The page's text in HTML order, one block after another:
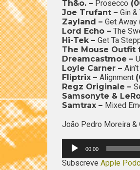
Th&o. – Prosecco
Joe Trufant – Gin &
Zayland – Get Away
Lord Echo – The
Hi-Tek – Get Ta
The Mouse Outfit
Dreamcastmoe –
Loyle Carner –
Fliptrix – Alignment
Regz Originale –
Samsonyte &
Samtrax – Mixed
João Pedro Moreira &
Reprodutor
áudio
00:00
Subscreve Apple